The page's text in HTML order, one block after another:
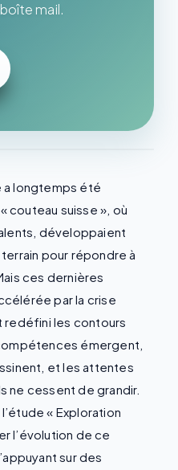
mail.
a longtemps été
couteau suisse », où
développaient
pour répondre à
ces dernières
par la crise
redéfini les contours
émergent,
et les attentes
ne cessent de grandir.
« Exploration
l’évolution de ce
sur des